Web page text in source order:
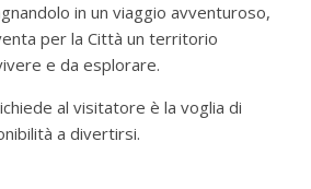
in un viaggio avventuroso,
per la Città un territorio
e da esplorare.
al visitatore è la voglia di
a divertirsi.